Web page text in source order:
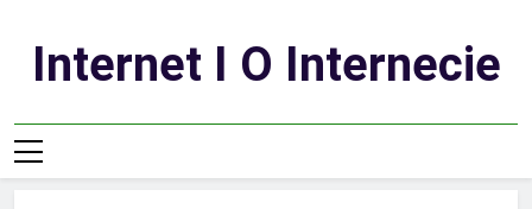
contentInternet I O Internecie